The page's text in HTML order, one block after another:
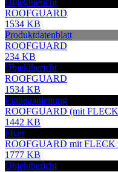
ROOFGUARD
1534 KB
Produktdatenblatt
ROOFGUARD
234 KB
Objektbericht
ROOFGUARD
1534 KB
Einbauanleitung
ROOFGUARD (mit FLECK
1442 KB
Flyer
ROOFGUARD mit FLECK
1777 KB
Objektbericht